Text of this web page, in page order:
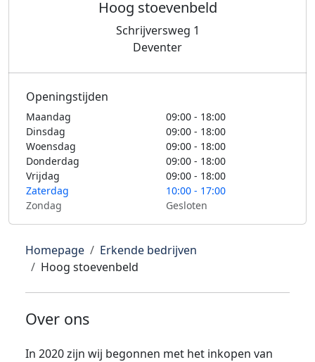
Hoog stoevenbeld
Schrijversweg 1
Deventer
Openingstijden
Maandag
09:00 - 18:00
Dinsdag
09:00 - 18:00
Woensdag
09:00 - 18:00
Donderdag
09:00 - 18:00
Vrijdag
09:00 - 18:00
Zaterdag
10:00 - 17:00
Zondag
Gesloten
Homepage
Erkende bedrijven
Hoog stoevenbeld
Over ons
In 2020 zijn wij begonnen met het inkopen van